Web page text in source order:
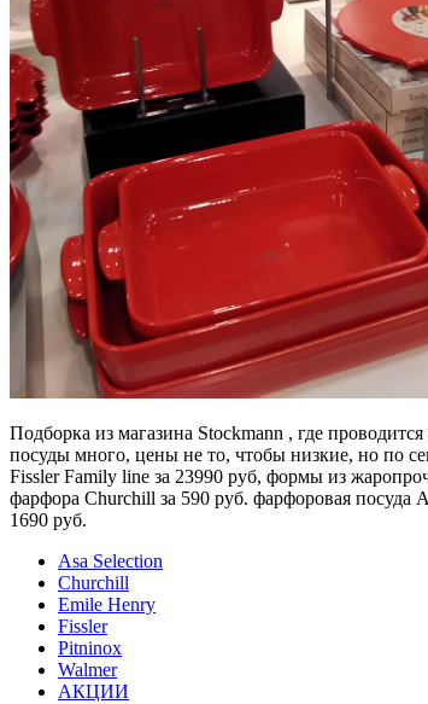
Подборка из магазина Stockmann , где
посуды много, цены не то, чтобы низкие, но по
Fissler Family line за 23990 руб, формы из
фарфора Churchill за 590 руб. фарфоровая посуда
1690 руб.
Asa Selection
Churchill
Emile Henry
Fissler
Pitninox
Walmer
АКЦИИ